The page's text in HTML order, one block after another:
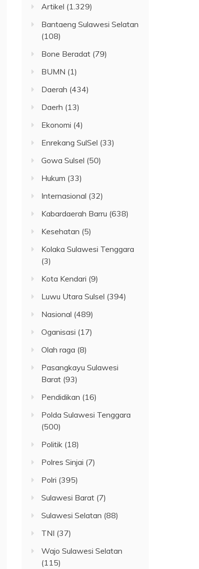
Artikel (1.329)
Bantaeng Sulawesi Selatan
(108)
Bone Beradat (79)
BUMN (1)
Daerah (434)
Daerh (13)
Ekonomi (4)
Enrekang SulSel (33)
Gowa Sulsel (50)
Hukum (33)
Internasional (32)
Kabardaerah Barru (638)
Kesehatan (5)
Kolaka Sulawesi Tenggara
(3)
Kota Kendari (9)
Luwu Utara Sulsel (394)
Nasional (489)
Oganisasi (17)
Olah raga (8)
Pasangkayu Sulawesi
Barat (93)
Pendidikan (16)
Polda Sulawesi Tenggara
(500)
Politik (18)
Polres Sinjai (7)
Polri (395)
Sulawesi Barat (7)
Sulawesi Selatan (88)
TNI (37)
Wajo Sulawesi Selatan
(115)